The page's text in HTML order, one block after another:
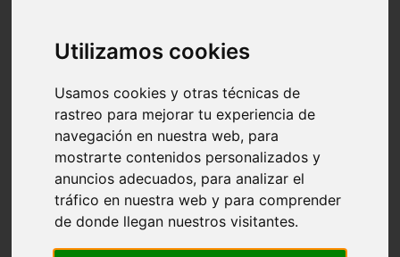
Utilizamos cookies
Usamos cookies y otras técnicas de
rastreo para mejorar tu experiencia de
navegación en nuestra web, para
mostrarte contenidos personalizados y
anuncios adecuados, para analizar el
tráfico en nuestra web y para comprender
de donde llegan nuestros visitantes.
verduras
vocabulario de cocina
Teruel - sarrión
Cádiz - algodonales
Illes-balears - inca
Madrid - madrid
Málaga - torremolinos
Asturias - oviedo
Cádiz - el-puerto-de-santa-maría
Asturias - aller
Toledo - illescas
álava - vitoria-gasteiz
Málaga - marbella